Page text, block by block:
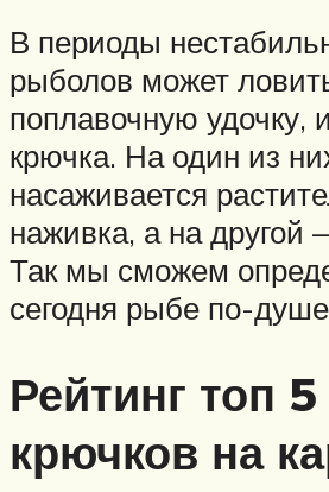
В периоды
рыболов может
поплавочную удочку,
крючка. На один из
насаживается
наживка, а на другой
Так мы сможем
сегодня рыбе по-
Рейтинг топ
крючков на